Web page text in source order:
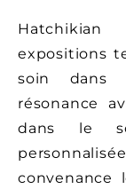
expositions
soin
résonance
dans le
convenance